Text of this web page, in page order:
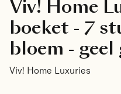
Viv! Home
boeket - 7
bloem -
Viv! Home Luxuries